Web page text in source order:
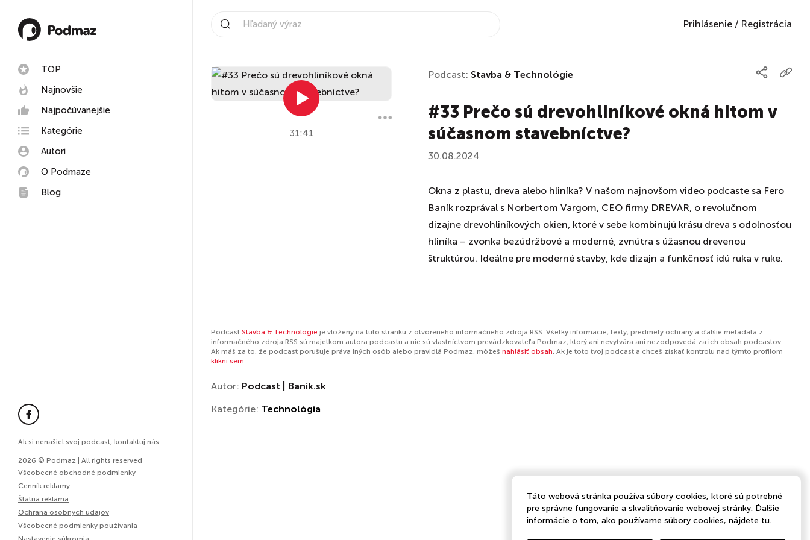
TOP
Najnovšie
Najpočúvanejšie
Kategórie
Autori
O Podmaze
Blog
Ak si nenašiel svoj podcast, kontaktuj nás
2026 © Podmaz | All rights reserved
Všeobecné obchodné podmienky
Cenník reklamy
Štátna reklama
Ochrana osobných údajov
Všeobecné podmienky používania
Prihlásenie / Registrácia
31:41
Podcast: Stavba & Technológie
#33 Prečo sú drevohliníkové okná hitom v
súčasnom stavebníctve?
30.08.2024
Okna z plastu, dreva alebo hliníka? V našom najnovšom video podcaste sa Fero
Baník rozprával s Norbertom Vargom, CEO firmy DREVAR, o revolučnom
dizajne drevohliníkových okien, ktoré v sebe kombinujú krásu dreva s odolnosťou
hliníka – zvonka bezúdržbové a moderné, zvnútra s úžasnou drevenou
štruktúrou. Ideálne pre moderné stavby, kde dizajn a funkčnosť idú ruka v ruke.
Podcast Stavba & Technológie je vložený na túto stránku z otvoreného informačného zdroja RSS. Všetky informácie, texty, predmety ochrany a ďalšie metadáta z
informačného zdroja RSS sú majetkom autora podcastu a nie sú vlastníctvom prevádzkovateľa Podmaz, ktorý ani nevytvára ani nezodpovedá za ich obsah podcastov.
Ak máš za to, že podcast porušuje práva iných osôb alebo pravidlá Podmaz, môžeš nahlásiť obsah. Ak je toto tvoj podcast a chceš získať kontrolu nad týmto profilom
klikni sem.
Autor: Podcast | Banik.sk
Kategórie: Technológia
Táto webová stránka používa súbory cookies, ktoré sú potrebné
pre správne fungovanie a skvalitňovanie webovej stránky. Ďalšie
informácie o tom, ako používame súbory cookies, nájdete tu.